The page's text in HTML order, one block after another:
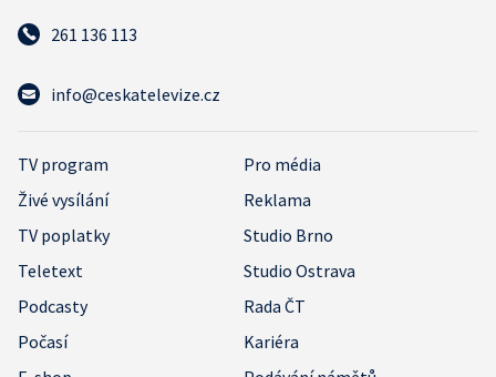
261 136 113
info@ceskatelevize.cz
TV program
Pro média
Živé vysílání
Reklama
TV poplatky
Studio Brno
Teletext
Studio Ostrava
Podcasty
Rada ČT
Počasí
Kariéra